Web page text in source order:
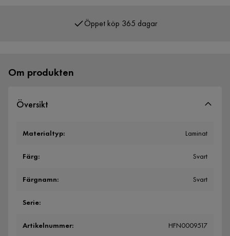
Öppet köp 365 dagar
Om produkten
Översikt
Materialtyp: Laminat
Färg: Svart
Färgnamn: Svart
Serie:
Artikelnummer: HFN0009517